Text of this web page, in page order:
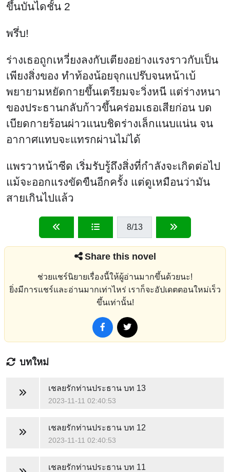
ขึ้นบันไดชั้น 2
พรึ่บ!
ร่างเธอถูกเหวี่ยงลงกับเตียงอย่างแรงราวกับเป็น
เพียงสิ่งของ ทำท้องน้อยจุกแปร๊บจนหน้าเบ้
พยายามหยัดกายขึ้นเตรียมจะวิ่งหนี แต่ร่างหนา
ของประธานกลับก้าวขึ้นคร่อมเธอเสียก่อน บด
เบียดกายร้อนผ่าวแนบชิดร่างเล็กแนบแน่น จน
อากาศแทบจะแทรกผ่านไม่ได้
แพรวาหน้าซีด เริ่มรับรู้ถึงสิ่งที่กำลังจะเกิดต่อไป
แม้จะออกแรงขัดขืนอีกครั้ง แต่ดูเหมือนว่ามัน
สายเกินไปแล้ว
8/13
Share this novel
ช่วยแชร์นิยายเรื่องนี้ให้ผู้อ่านมากขึ้นด้วยนะ!
ยิ่งมีการแชร์และอ่านมากเท่าไหร่ เราก็จะอัปเดตตอนใหม่เร็ว
ขึ้นเท่านั้น!
บทใหม่
เชลยรักท่านประธานบท 13
2023-11-11 02:40:53
เชลยรักท่านประธานบท 12
2023-11-11 02:40:53
เชลยรักท่านประธานบท 11